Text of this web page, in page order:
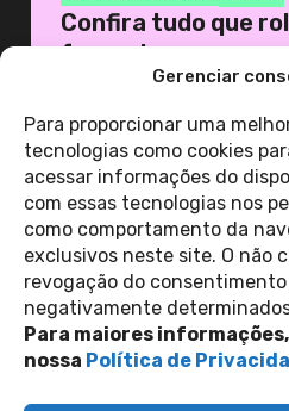
Gerenciar
Para proporcionar uma
tecnologias como cookies
acessar informações do
com essas tecnologias nos
como comportamento da
exclusivos neste site. O não
revogação do
negativamente
Para maiores
nossa Política de
Confira tudo que
fevereiro
17 de março de 2026
ver todas as
notícias
Contato
Política de
Perguntas
copyright